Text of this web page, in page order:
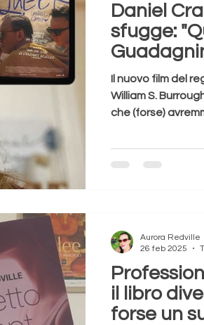
Daniel
sfugge:
maschere.
Il nuovo film del
William S.
che (forse)
il libro
forse un
Aurora Redville
26 feb 2025